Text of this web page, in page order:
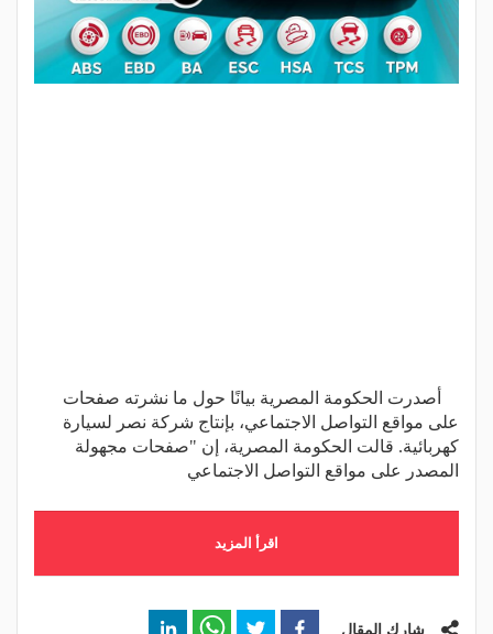
أصدرت الحكومة المصرية بيانًا حول ما نشرته صفحات
على مواقع التواصل الاجتماعي، بإنتاج شركة نصر لسيارة
كهربائية. قالت الحكومة المصرية، إن "صفحات مجهولة
المصدر على مواقع التواصل الاجتماعي
اقرأ المزيد
شارك المقال